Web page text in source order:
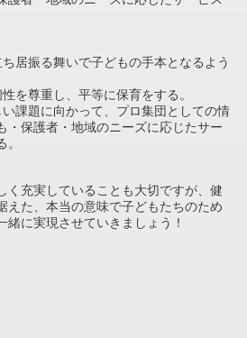
居振る舞いで子どもの手本となるよう
を尊重し、平等に保育をする。
課題に向かって、プロ集団としての情
・保護者・地域のニーズに応じたサー
く充実していることも大切ですが、健
えた、本当の意味で子どもたちのため
緒に実現させていきましょう！